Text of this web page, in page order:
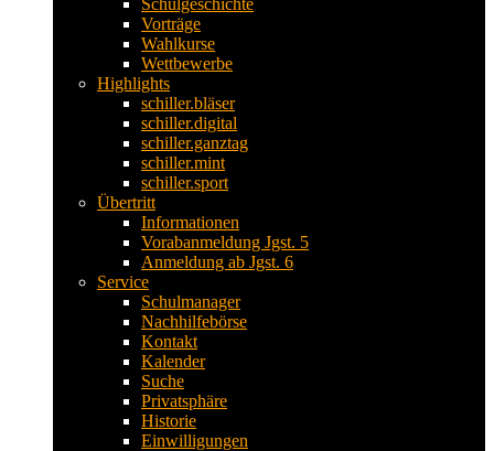
Schulgeschichte
Vorträge
Wahlkurse
Wettbewerbe
Highlights
schiller.bläser
schiller.digital
schiller.ganztag
schiller.mint
schiller.sport
Übertritt
Informationen
Vorabanmeldung Jgst. 5
Anmeldung ab Jgst. 6
Service
Schulmanager
Nachhilfebörse
Kontakt
Kalender
Suche
Privatsphäre
Historie
Einwilligungen